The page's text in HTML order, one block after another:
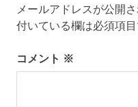
ゲ
シ
メールアドレスが公開
付いている欄は必須項
コメント ※